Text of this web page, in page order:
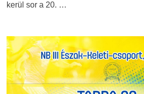
kerül sor a 20. …